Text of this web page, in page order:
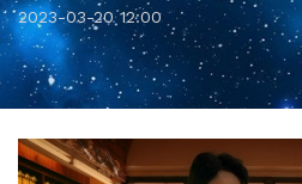
2023-03-20 12:00